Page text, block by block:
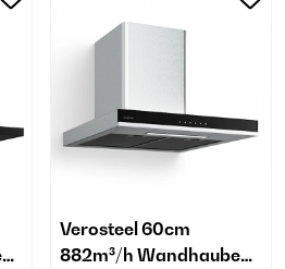
Verosteel 60cm
882m³/h Wandhaube